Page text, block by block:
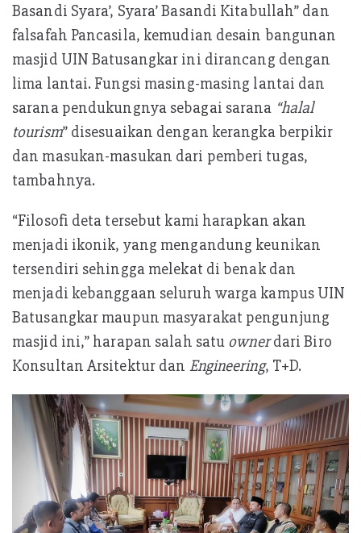
Basandi Syara’, Syara’ Basandi Kitabullah” dan
falsafah Pancasila, kemudian desain bangunan
masjid UIN Batusangkar ini dirancang dengan
lima lantai. Fungsi masing-masing lantai dan
sarana pendukungnya sebagai sarana “halal
tourism” disesuaikan dengan kerangka berpikir
dan masukan-masukan dari pemberi tugas,
tambahnya.
“Filosofi deta tersebut kami harapkan akan
menjadi ikonik, yang mengandung keunikan
tersendiri sehingga melekat di benak dan
menjadi kebanggaan seluruh warga kampus UIN
Batusangkar maupun masyarakat pengunjung
masjid ini,” harapan salah satu ownerdari Biro
Konsultan Arsitektur dan Engineering, T+D.